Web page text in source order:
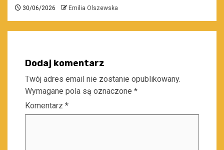
30/06/2026 Emilia Olszewska
Dodaj komentarz
Twój adres email nie zostanie opublikowany.
Wymagane pola są oznaczone *
Komentarz *